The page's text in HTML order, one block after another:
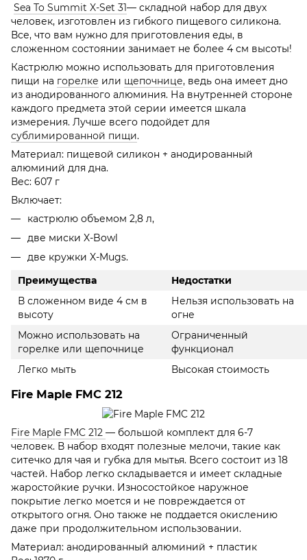
Sea To Summit X-Set 31— складной набор для двух
человек, изготовлен из гибкого пищевого силикона.
Все, что вам нужно для приготовления еды, в
сложенном состоянии занимает не более 4 см высоты!
Кастрюлю можно использовать для приготовления
пищи на горелке или щепочнице, ведь она имеет дно
из анодированного алюминия. На внутренней стороне
каждого предмета этой серии имеется шкала
измерения. Лучше всего подойдет для
сублимированной пищи.
Материал: пищевой силикон + анодированный
алюминий для дна.
Вес: 607 г
Включает:
кастрюлю объемом 2,8 л,
две миски X-Bowl
две кружки X-Mugs.
Преимущества
Недостатки
В сложенном виде 4 см в
высоту
Нельзя использовать на
огне
Можно использовать на
горелке или щепочнице
Ограниченный
функционал
Легко мыть
Высокая стоимость
Fire Maple FMC 212
Fire Maple FMC 212 — большой комплект для 6-7
человек. В набор входят полезные мелочи, такие как
ситечко для чая и губка для мытья. Всего состоит из 18
частей. Набор легко складывается и имеет складные
жаростойкие ручки. Износостойкое наружное
покрытие легко моется и не повреждается от
открытого огня. Оно также не поддается окислению
даже при продолжительном использовании.
Материал: анодированный алюминий + пластик